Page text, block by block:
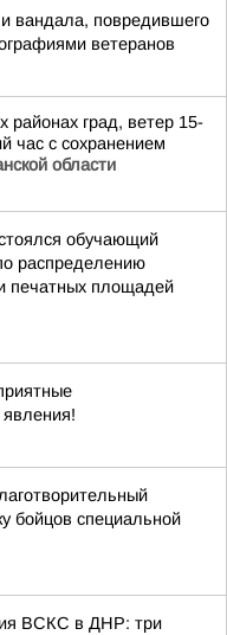
вандала, повредившего
ветеранов
районах град, ветер 15-
час с сохранением
области
обучающий
распределению
печатных площадей
явления!
бойцов специальной
ВСКС в ДНР: три